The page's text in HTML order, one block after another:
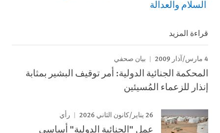
السلام والعدالة
قراءة المزيد
4 مارس/آذار 2009 بيان صحفي
المحكمة الجنائية الدولية: أمر توقيف البشير بمثابة
إنذار للزعماء المُسيئين
26 يناير/كانون الثاني 2026 رأي
عمل "الجنائية الدولية" أساسي